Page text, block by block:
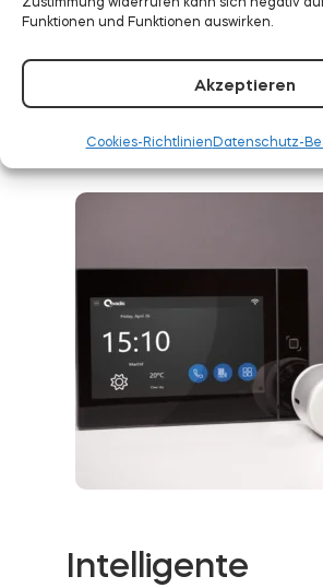
Funktionen und Funktionen auswirken.
Akzeptieren
Cookies-Richtlinien Datenschutz-
Intelligente